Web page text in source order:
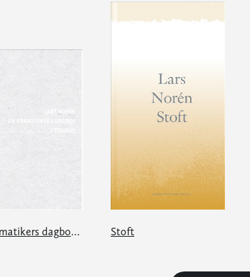
En dramatikers dagbok 20132015 Stoft